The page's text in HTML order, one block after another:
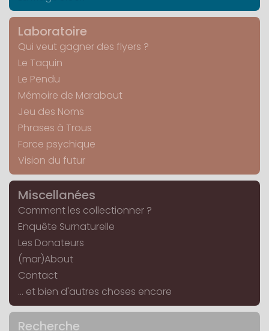
Laboratoire
Qui veut gagner des flyers ?
Le Taquin
Le Pendu
Mémoire de Marabout
Jeu des Noms
Phrases à Trous
Force psychique
Vision du futur
Miscellanées
Comment les collectionner ?
Enquête Surnaturelle
Les Donateurs
(mar)About
Contact
... et bien d'autres choses encore
Recherche